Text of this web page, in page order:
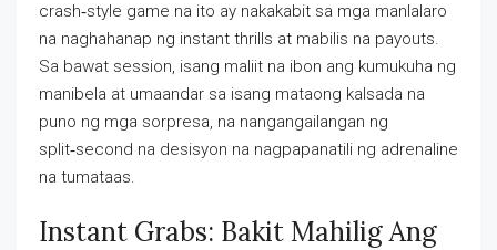
crash‑style game na ito ay nakakabit sa mga manlalaro
na naghahanap ng instant thrills at mabilis na payouts.
Sa bawat session, isang maliit na ibon ang kumukuha ng
manibela at umaandar sa isang mataong kalsada na
puno ng mga sorpresa, na nangangailangan ng
split‑second na desisyon na nagpapanatili ng adrenaline
na tumataas.
Instant Grabs: Bakit Mahilig Ang